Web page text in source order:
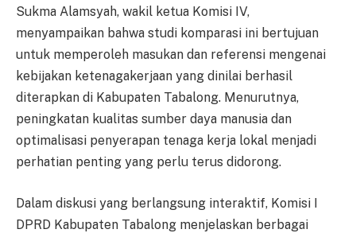
Sukma Alamsyah, wakil ketua Komisi IV,
menyampaikan bahwa studi komparasi ini bertujuan
untuk memperoleh masukan dan referensi mengenai
kebijakan ketenagakerjaan yang dinilai berhasil
diterapkan di Kabupaten Tabalong. Menurutnya,
peningkatan kualitas sumber daya manusia dan
optimalisasi penyerapan tenaga kerja lokal menjadi
perhatian penting yang perlu terus didorong.
Dalam diskusi yang berlangsung interaktif, Komisi I
DPRD Kabupaten Tabalong menjelaskan berbagai